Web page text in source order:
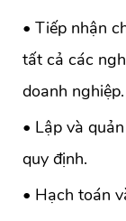
• Tiếp nhận
tất cả các
doanh nghiệp.
• Lập và
quy định.
• Hạch toán